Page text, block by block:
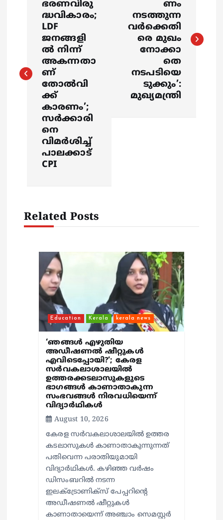
n
t
ഭരണവിരു
ദ്ധവികാരം;
LDF
ജനങ്ങളി
ൽ നിന്ന്
അകന്നതാ
ണ്
തോൽവി
ക്ക്
കാരണം’;
സർക്കാരി
നെ
വിമർശിച്ച്
പാലക്കാട്
CPI
ണം
നടത്തുന്ന
വർക്കെതി
രെ മുഖം
നോക്കാ
തെ
നടപടിയെ
ടുക്കും’:
മുഖ്യമന്ത്രി
Related Posts
Education Kerala kerala news
‘ഞങ്ങള്‍ എഴുതിയ
അഡീഷണല്‍ ഷീറ്റുകള്‍
എവിടെപ്പോയി?’; കേരള
സര്‍വകലാശാലയില്‍
ഉത്തരക്കടലാസുകളുടെ
ഭാഗങ്ങള്‍ കാണാതാകുന്ന
സംഭവങ്ങള്‍ നിരവധിയെന്ന്
വിദ്യാര്‍ഥികള്‍
August 10, 2026
കേരള സര്‍വകലാശാലയില്‍ ഉത്തര
കടലാസുകള്‍ കാണാതാകുന്നുന്നത്
പതിവെന്ന പരാതിയുമായി
വിദ്യാര്‍ഥികള്‍. കഴിഞ്ഞ വര്‍ഷം
ഡിസംബറില്‍ നടന്ന
ഇലക്ട്രോണിക്‌സ് പേപ്പറിന്റെ
അഡീഷണല്‍ ഷീറ്റുകള്‍
കാണാതായെന്ന് അഞ്ചാം സെമസ്റ്റര്‍